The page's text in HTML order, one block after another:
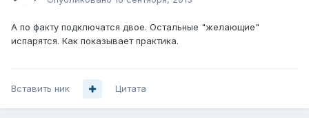
А по факту подключатся двое. Остальные "желающие"
испарятся. Как показывает практика.
Вставить ник Цитата